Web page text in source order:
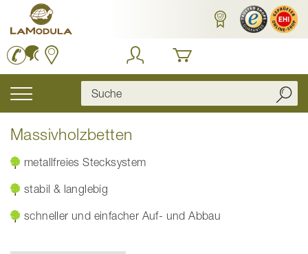
Inhalt
springen
Navigation
Massivholzbetten
metallfreies Stecksystem
stabil & langlebig
schneller und einfacher Auf- und Abbau